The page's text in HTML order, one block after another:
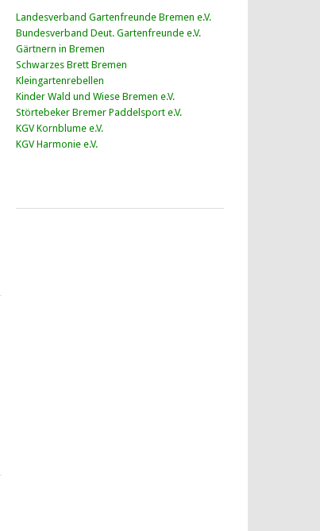
Landesverband Gartenfreunde Bremen e.V.
Bundesverband Deut. Gartenfreunde e.V.
Gärtnern in Bremen
Schwarzes Brett Bremen
Kleingartenrebellen
Kinder Wald und Wiese Bremen e.V.
Störtebeker Bremer Paddelsport e.V.
KGV Kornblume e.V.
KGV Harmonie e.V.